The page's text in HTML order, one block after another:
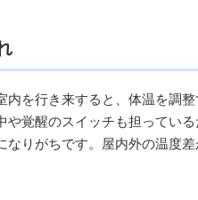
内を行き来すると、体温を調
や覚醒のスイッチも担ってい
なりがちです。屋内外の温度